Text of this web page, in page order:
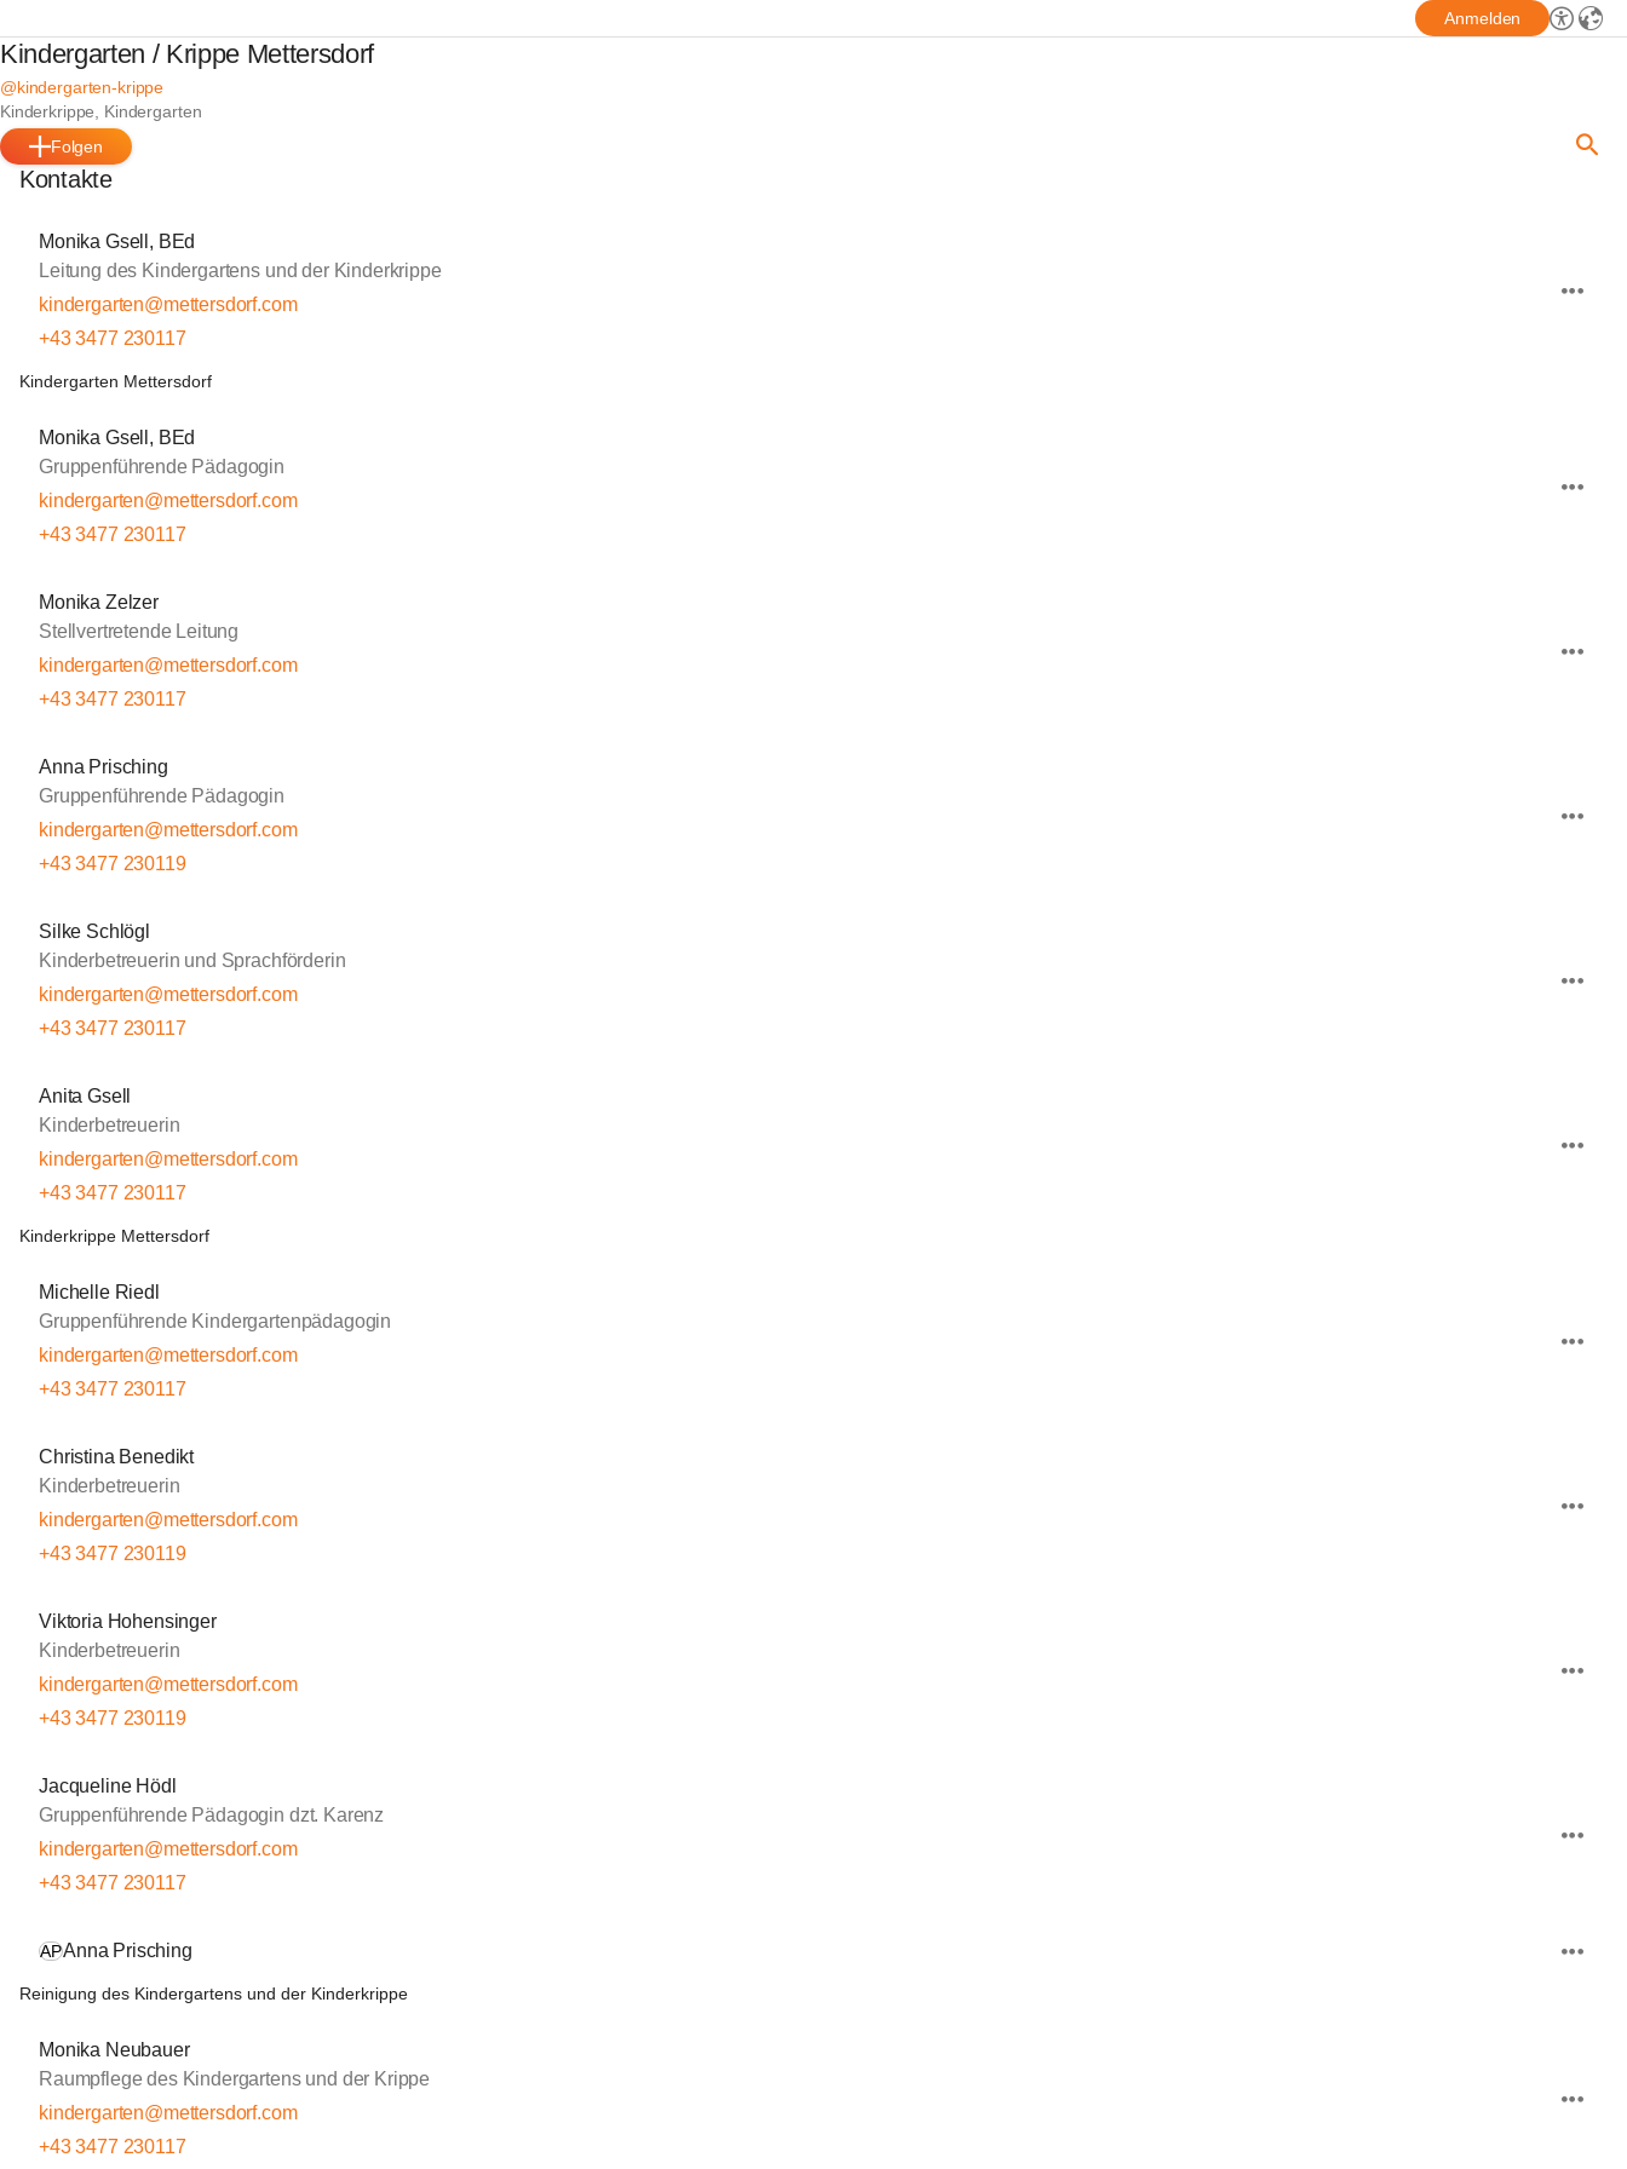
Anmelden
Kindergarten / Krippe Mettersdorf
@kindergarten-krippe
Kinderkrippe, Kindergarten
Folgen
Kontakte
Monika Gsell, BEd
Leitung des Kindergartens und der Kinderkrippe
kindergarten@mettersdorf.com
+43 3477 230117
Kindergarten Mettersdorf
Monika Gsell, BEd
Gruppenführende Pädagogin
kindergarten@mettersdorf.com
+43 3477 230117
Monika Zelzer
Stellvertretende Leitung
kindergarten@mettersdorf.com
+43 3477 230117
Anna Prisching
Gruppenführende Pädagogin
kindergarten@mettersdorf.com
+43 3477 230119
Silke Schlögl
Kinderbetreuerin und Sprachförderin
kindergarten@mettersdorf.com
+43 3477 230117
Anita Gsell
Kinderbetreuerin
kindergarten@mettersdorf.com
+43 3477 230117
Kinderkrippe Mettersdorf
Michelle Riedl
Gruppenführende Kindergartenpädagogin
kindergarten@mettersdorf.com
+43 3477 230117
Christina Benedikt
Kinderbetreuerin
kindergarten@mettersdorf.com
+43 3477 230119
Viktoria Hohensinger
Kinderbetreuerin
kindergarten@mettersdorf.com
+43 3477 230119
Jacqueline Hödl
Gruppenführende Pädagogin dzt. Karenz
kindergarten@mettersdorf.com
+43 3477 230117
APAnna Prisching
Reinigung des Kindergartens und der Kinderkrippe
Monika Neubauer
Raumpflege des Kindergartens und der Krippe
kindergarten@mettersdorf.com
+43 3477 230117